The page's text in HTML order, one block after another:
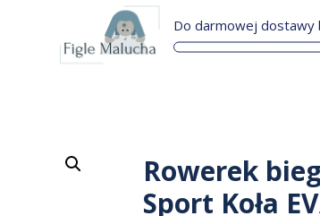
Do darmowej dostawy
Rowerek
Sport Koła